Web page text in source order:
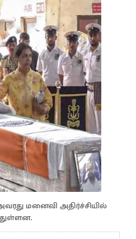
மனைவி அதிர்ச்சியில்